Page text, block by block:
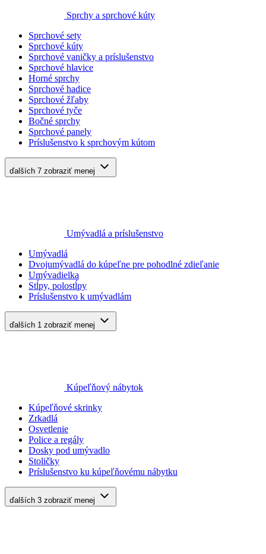
Sprchy a sprchové kúty
Sprchové sety
Sprchové kúty
Sprchové vaničky a príslušenstvo
Sprchové hlavice
Horné sprchy
Sprchové hadice
Sprchové žľaby
Sprchové tyče
Bočné sprchy
Sprchové panely
Príslušenstvo k sprchovým kútom
ďalších 7 zobraziť menej
Umývadlá a príslušenstvo
Umývadlá
Dvojumývadlá do kúpeľne pre pohodlné zdieľanie
Umývadielka
Stĺpy, polostĺpy
Príslušenstvo k umývadlám
ďalších 1 zobraziť menej
Kúpeľňový nábytok
Kúpeľňové skrinky
Zrkadlá
Osvetlenie
Police a regály
Dosky pod umývadlo
Stoličky
Príslušenstvo ku kúpeľňovému nábytku
ďalších 3 zobraziť menej